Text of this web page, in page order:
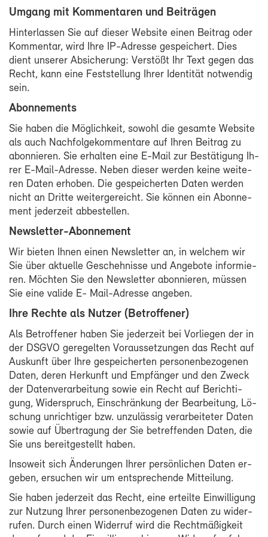
Um­gang mit Kom­men­ta­ren und Bei­trä­gen
Hin­ter­las­sen Sie auf die­ser Web­site ei­nen Bei­trag oder
Kom­men­tar, wird Ih­re IP-​Adresse ge­spei­chert. Dies
dient un­se­rer Ab­si­che­rung: Ver­stößt Ihr Text ge­gen das
Recht, kann ei­ne Fest­stel­lung Ih­rer Iden­ti­tät not­wen­dig
sein.
Abon­ne­ments
Sie ha­ben die Mög­lich­keit, so­wohl die ge­sam­te Web­site
als auch Nach­fol­ge­kom­men­ta­re auf Ih­ren Bei­trag zu
abon­nie­ren. Sie er­hal­ten ei­ne E-​Mail zur Be­stä­ti­gung Ih­
rer E-​Mail-Adresse. Ne­ben die­ser wer­den kei­ne wei­te­
ren Da­ten er­ho­ben. Die ge­spei­cher­ten Da­ten wer­den
nicht an Drit­te wei­ter­ge­reicht. Sie kön­nen ein Abon­ne­
ment je­der­zeit ab­be­stel­len.
Newsletter-​Abonnement
Wir bie­ten Ih­nen ei­nen News­let­ter an, in wel­chem wir
Sie über ak­tu­el­le Ge­scheh­nis­se und An­ge­bo­te in­for­mie­
ren. Möch­ten Sie den News­let­ter abon­nie­ren, müs­sen
Sie ei­ne va­li­de E- Mail-​Adresse an­ge­ben.
Ih­re Rech­te als Nut­zer (Be­trof­fe­ner)
Als Be­trof­fe­ner ha­ben Sie je­der­zeit bei Vor­lie­gen der in
der DS­GVO ge­re­gel­ten Vor­aus­set­zun­gen das Recht auf
Aus­kunft über Ih­re ge­spei­cher­ten per­so­nen­be­zo­ge­nen
Da­ten, de­ren Her­kunft und Emp­fän­ger und den Zweck
der Da­ten­ver­ar­bei­tung so­wie ein Recht auf Be­rich­ti­
gung, Wi­der­spruch, Ein­schrän­kung der Be­ar­bei­tung, Lö­
schung un­rich­ti­ger bzw. un­zu­läs­sig ver­ar­bei­te­ter Da­ten
so­wie auf Über­tra­gung der Sie be­tref­fen­den Da­ten, die
Sie uns be­reit­ge­stellt ha­ben.
In­so­weit sich Än­de­run­gen Ih­rer per­sön­li­chen Da­ten er­
ge­ben, er­su­chen wir um ent­spre­chen­de Mit­tei­lung.
Sie ha­ben je­der­zeit das Recht, ei­ne er­teil­te Ein­wil­li­gung
zur Nut­zung Ih­rer per­so­nen­be­zo­ge­nen Da­ten zu wi­der­
ru­fen. Durch ei­nen Wi­der­ruf wird die Recht­mä­ßig­keit